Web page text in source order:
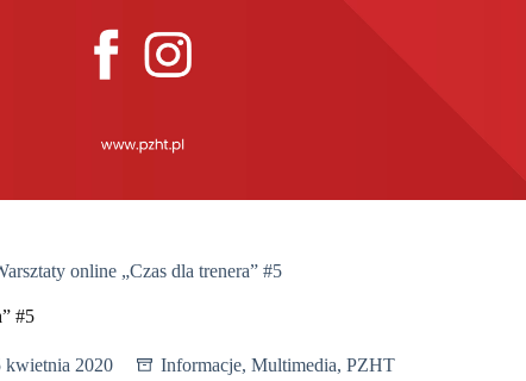
online „Czas dla trenera” #5
#5
kwietnia 2020 Informacje, Multimedia, PZHT